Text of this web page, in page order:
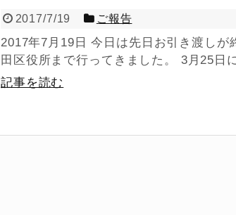
2017/7/19 ご報告
2017年7月19日 今日は先日お引き渡し
田区役所まで行ってきました。 3月25日
記事を読む